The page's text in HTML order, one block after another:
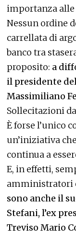
importanza
Nessun ordine
carrellata di
banco tra
proposito: a
il presidente
Massimiliano
Sollecitazioni
È forse l’unico
un’iniziativa
continua a
E, in effetti,
amministratori
sono anche il
Stefani, l’ex
Treviso Mario